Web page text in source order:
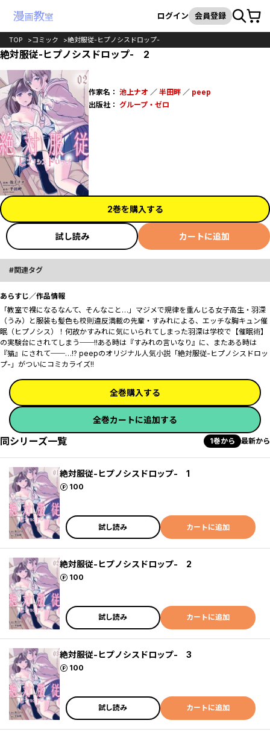
検索
ログイン 会員登録カート
TOP コミック 絶対服従-ヒプノシスドロップ-
絶対服従-ヒプノシスドロップ- 2
作家名： 池上ナオ ／ 半田畔／ peep
出版社： グループ・ゼロ
2巻を購入する
試し読み カートに追加
関連タグ
あらすじ／作品情報
「教室で裸になるなんて、そんなこと…」マジメで規律を重んじる女子高生・羽深
（うみ）と服装も髪色も校則違反満載の先輩・すみれによる、エッチな胸キュン催
眠（ヒプノシス）！何故かすみれに気にいられてしまった羽深は学校で【催眠術】
の実験台にされてしまう──!!ある時は『すみれの言いなり』に、またある時は
『猫』にされて──…!? peepのオリジナル人気小説「絶対服従-ヒプノシスドロッ
プ-」がついにコミカライズ!!
全巻購入する
全巻カートに追加する
同シリーズ一覧 1巻から 最新から
絶対服従-ヒプノシスドロップ- 1
100
ポイント
試し読み カートに追加
絶対服従-ヒプノシスドロップ- 2
100
ポイント
試し読み カートに追加
絶対服従-ヒプノシスドロップ- 3
100
ポイント
試し読み カートに追加